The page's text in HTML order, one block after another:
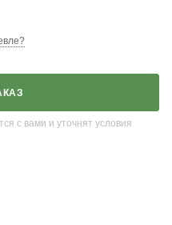
с вами и уточнят условия